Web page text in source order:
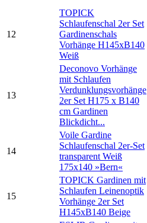
12
TOPICK
Schlaufenschal 2er Set
Gardinenschals
Vorhänge H145xB140
Weiß
13
Deconovo Vorhänge
mit Schlaufen
Verdunklungsvorhänge
2er Set H175 x B140
cm Gardinen
Blickdicht...
14
Voile Gardine
Schlaufenschal 2er-Set
transparent Weiß
175x140 »Bern«
15
TOPICK Gardinen mit
Schlaufen Leinenoptik
Vorhänge 2er Set
H145xB140 Beige